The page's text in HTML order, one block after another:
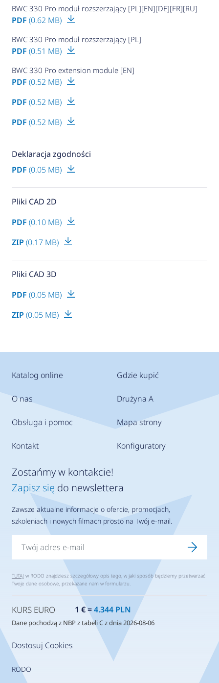
BWC 330 Pro moduł rozszerzający [PL][EN][DE][FR][RU]
PDF (0.62 MB)
BWC 330 Pro moduł rozszerzający [PL]
PDF (0.51 MB)
BWC 330 Pro extension module [EN]
PDF (0.52 MB)
PDF (0.52 MB)
PDF (0.52 MB)
Deklaracja zgodności
PDF (0.05 MB)
Pliki CAD 2D
PDF (0.10 MB)
ZIP (0.17 MB)
Pliki CAD 3D
PDF (0.05 MB)
ZIP (0.05 MB)
Katalog online
O nas
Obsługa i pomoc
Kontakt
Gdzie kupić
Drużyna A
Mapa strony
Konfiguratory
Dostosuj Cookies
RODO
Zostańmy w kontakcie!
Zapisz się do newslettera
Zawsze aktualne informacje o ofercie, promocjach,
szkoleniach i nowych filmach prosto na Twój e-mail.
TUTAJ w RODO znajdziesz szczegółowy opis tego, w jaki sposób będziemy przetwarzać
Twoje dane osobowe, przekazane nam w formularzu.
KURS EURO 1 € =4.344 PLN
Dane pochodzą z NBP z tabeli C z dnia 2026-08-06